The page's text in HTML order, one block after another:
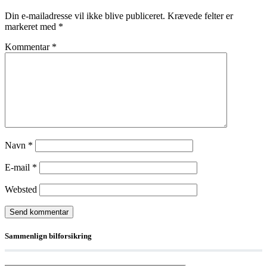
Din e-mailadresse vil ikke blive publiceret. Krævede felter er
markeret med *
Kommentar *
Navn *
E-mail *
Websted
Sammenlign bilforsikring